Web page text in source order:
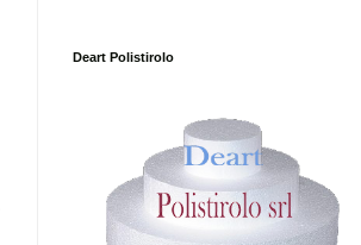
Deart Polistirolo